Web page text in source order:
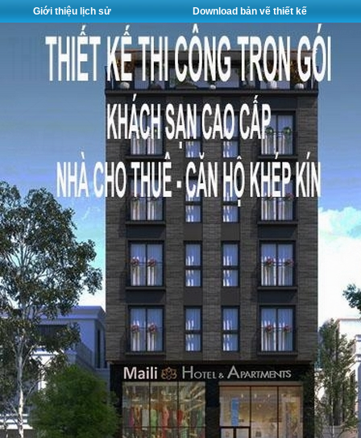
Giới thiệu lịch sử Download bản vẽ thiết kế